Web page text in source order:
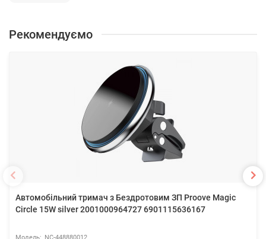
Рекомендуємо
Автомобільний тримач з Бездротовим ЗП Proove Magic
Circle 15W silver 2001000964727 6901115636167
NC-448880012